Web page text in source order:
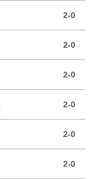
2-0
2-0
2-0
2-0
2-0
2-0